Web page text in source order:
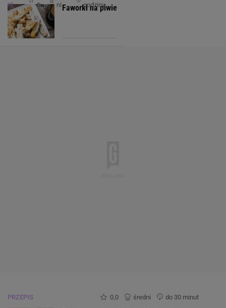
IS
0
ni
godziny
Faworki na piwie
PRZEPIS 0,0 średni do 30 minut